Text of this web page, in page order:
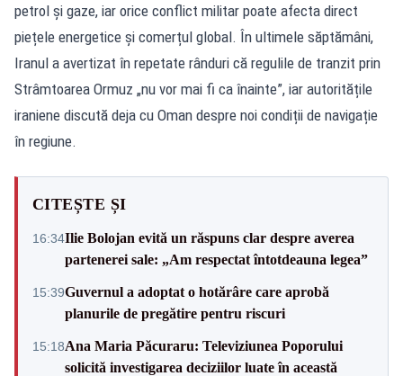
petrol și gaze, iar orice conflict militar poate afecta direct
piețele energetice și comerțul global. În ultimele săptămâni,
Iranul a avertizat în repetate rânduri că regulile de tranzit prin
Strâmtoarea Ormuz „nu vor mai fi ca înainte”, iar autoritățile
iraniene discută deja cu Oman despre noi condiții de navigație
în regiune.
CITEȘTE ȘI
16:34Ilie Bolojan evită un răspuns clar despre averea
partenerei sale: „Am respectat întotdeauna legea”
15:39Guvernul a adoptat o hotărâre care aprobă
planurile de pregătire pentru riscuri
15:18Ana Maria Păcuraru: Televiziunea Poporului
solicită investigarea deciziilor luate în această